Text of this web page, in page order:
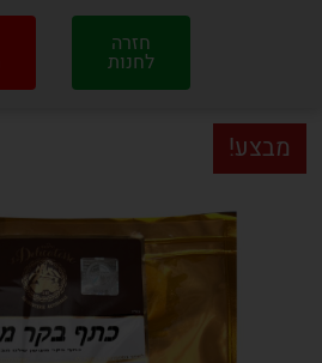
חזרה
לחנות
מבצע!